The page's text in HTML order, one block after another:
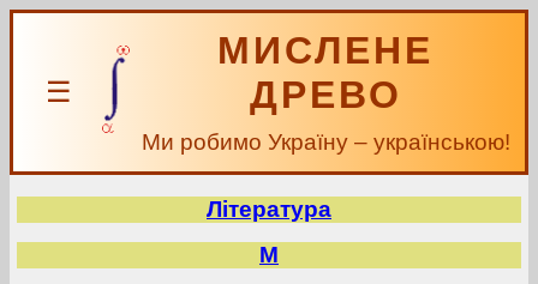
☰
МИСЛЕНЕ
ДРЕВО
Ми робимо Україну – українською!
Література
М